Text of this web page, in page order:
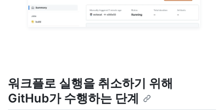
워크플로 실행을 취소하기 위해
GitHub가 수행하는 단계